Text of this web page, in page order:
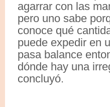
agarrar con las
pero uno sabe
conoce qué
puede expedir en
pasa balance
dónde hay una
concluyó.